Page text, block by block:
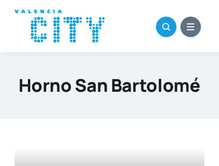
contenido
Horno San Bartolomé